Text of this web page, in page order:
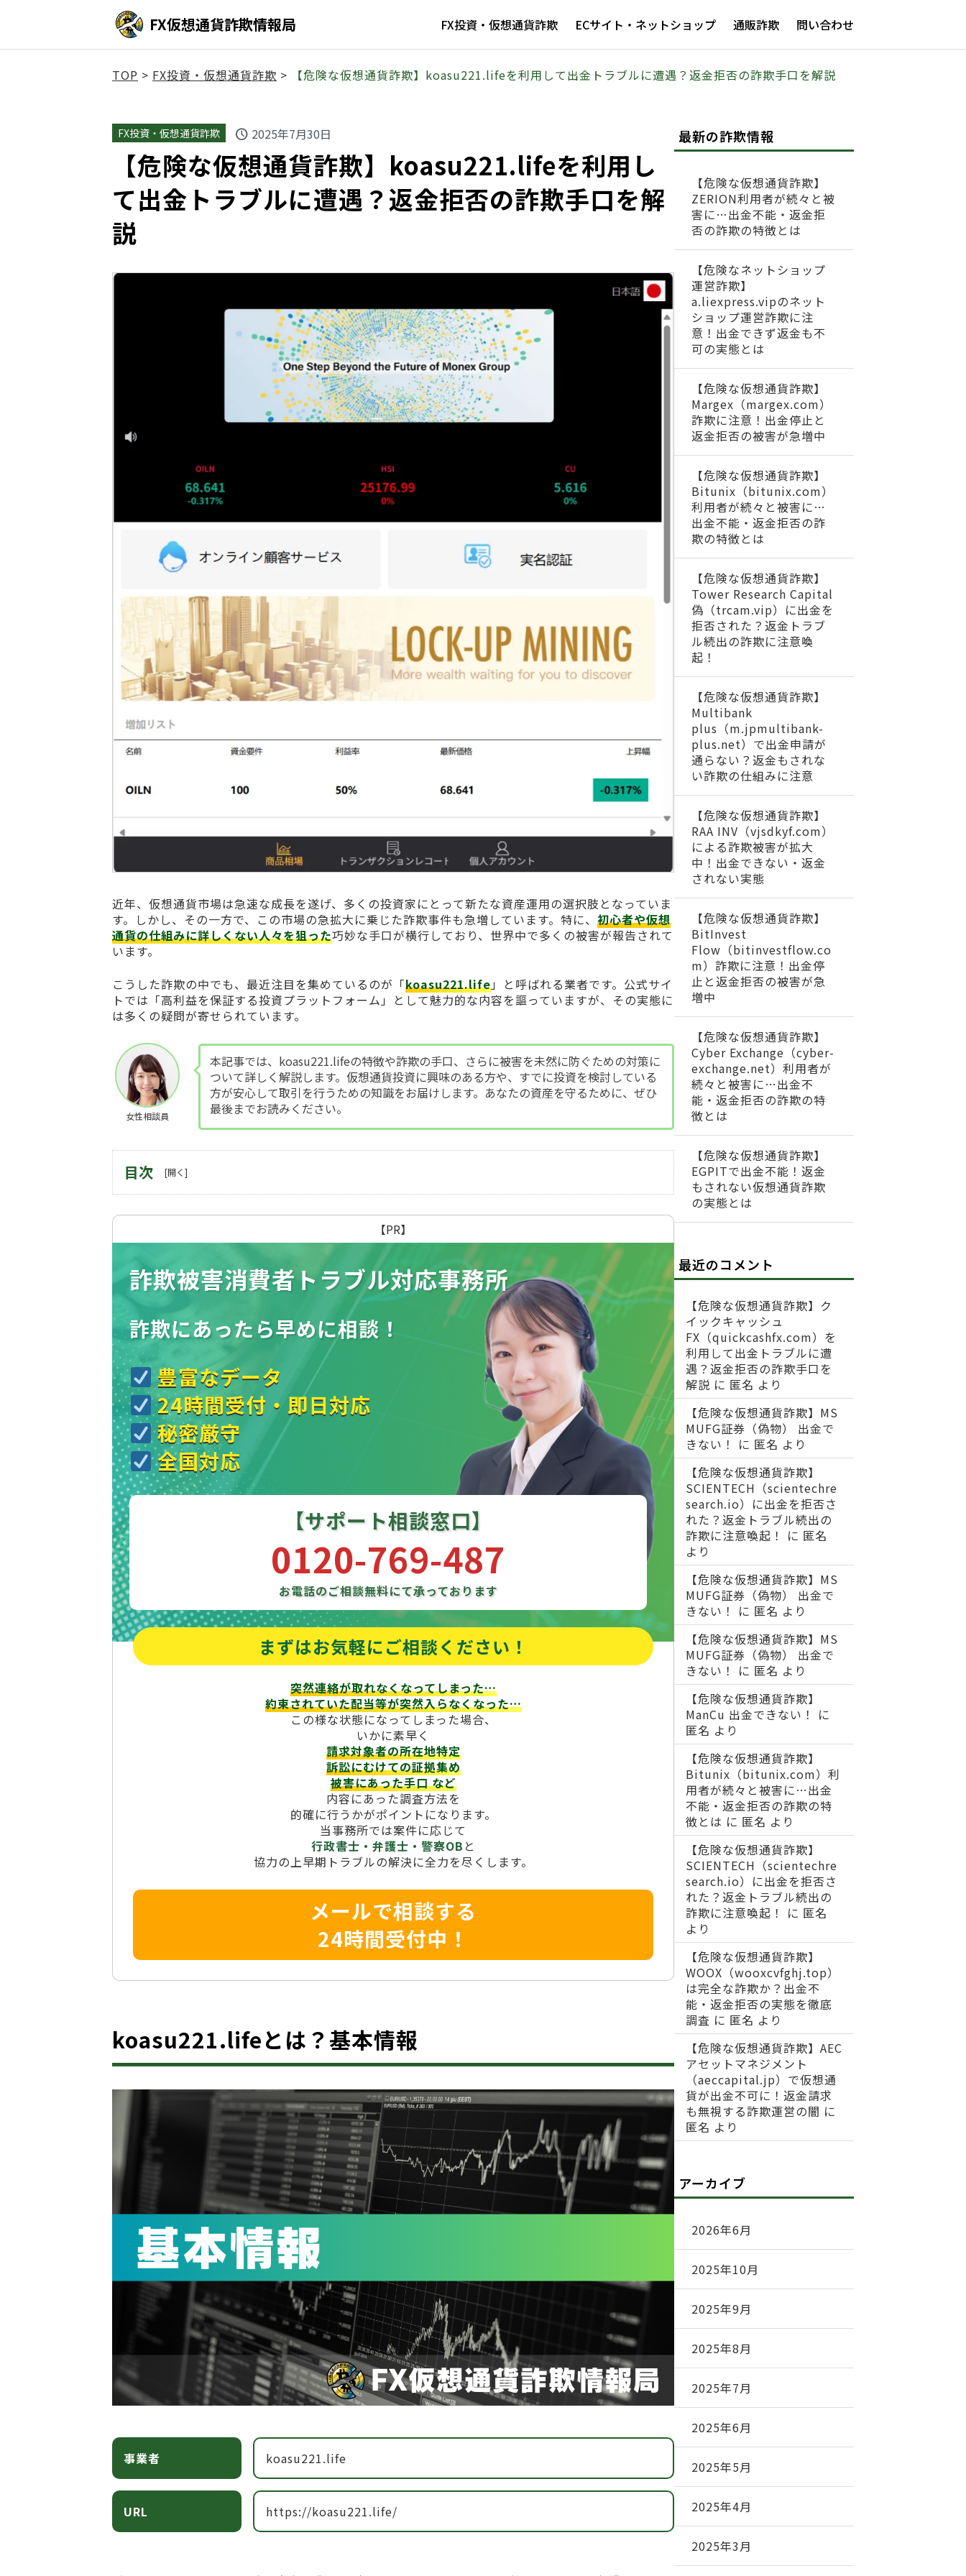
FX仮想通貨詐欺情報局 FX投資・仮想通貨詐欺 ECサイト・ネットショップ 通販詐欺 問い合わせ
TOP > FX投資・仮想通貨詐欺 > 【危険な仮想通貨詐欺】koasu221.lifeを利用して出金トラブルに遭遇？返金拒否の詐欺手口を解説
FX投資・仮想通貨詐欺 schedule 2025年7月30日
【危険な仮想通貨詐欺】koasu221.lifeを利用し
て出金トラブルに遭遇？返金拒否の詐欺手口を解
説
近年、仮想通貨市場は急速な成長を遂げ、多くの投資家にとって新たな資産運用の選択肢となっていま
す。しかし、その一方で、この市場の急拡大に乗じた詐欺事件も急増しています。特に、 初心者や仮想
通貨の仕組みに詳しくない人々を狙った巧妙な手口が横行しており、世界中で多くの被害が報告されて
います。
こうした詐欺の中でも、最近注目を集めているのが「koasu221.life」と呼ばれる業者です。公式サイ
トでは「高利益を保証する投資プラットフォーム」として魅力的な内容を謳っていますが、その実態に
は多くの疑問が寄せられています。
女性相談員
本記事では、koasu221.lifeの特徴や詐欺の手口、さらに被害を未然に防ぐための対策に
ついて詳しく解説します。仮想通貨投資に興味のある方や、すでに投資を検討している
方が安心して取引を行うための知識をお届けします。あなたの資産を守るために、ぜひ
最後までお読みください。
目次
【PR】
詐欺被害消費者トラブル対応事務所
詐欺にあったら早めに相談！
豊富なデータ
24時間受付・即日対応
秘密厳守
全国対応
【サポート相談窓口】
0120-769-487
お電話のご相談無料にて承っております
まずはお気軽にご相談ください！
突然連絡が取れなくなってしまった…
約束されていた配当等が突然入らなくなった…
この様な状態になってしまった場合、
いかに素早く
請求対象者の所在地特定
訴訟にむけての証拠集め
被害にあった手口など
内容にあった調査方法を
的確に行うかがポイントになります。
当事務所では案件に応じて
行政書士・弁護士・警察OB と
協力の上早期トラブルの解決に全力を尽くします。
メールで相談する
24時間受付中！
koasu221.lifeとは？基本情報
事業者 koasu221.life
URL https://koasu221.life/
最新の詐欺情報
【危険な仮想通貨詐欺】
ZERION利用者が続々と被
害に…出金不能・返金拒
否の詐欺の特徴とは
【危険なネットショップ
運営詐欺】
a.liexpress.vipのネット
ショップ運営詐欺に注
意！出金できず返金も不
可の実態とは
【危険な仮想通貨詐欺】
Margex（margex.com）
詐欺に注意！出金停止と
返金拒否の被害が急増中
【危険な仮想通貨詐欺】
Bitunix（bitunix.com）
利用者が続々と被害に…
出金不能・返金拒否の詐
欺の特徴とは
【危険な仮想通貨詐欺】
Tower Research Capital
偽（trcam.vip）に出金を
拒否された？返金トラブ
ル続出の詐欺に注意喚
起！
【危険な仮想通貨詐欺】
Multibank
plus（m.jpmultibank-
plus.net）で出金申請が
通らない？返金もされな
い詐欺の仕組みに注意
【危険な仮想通貨詐欺】
RAA INV（vjsdkyf.com）
による詐欺被害が拡大
中！出金できない・返金
されない実態
【危険な仮想通貨詐欺】
BitInvest
Flow（bitinvestflow.co
m）詐欺に注意！出金停
止と返金拒否の被害が急
増中
【危険な仮想通貨詐欺】
Cyber Exchange（cyber-
exchange.net）利用者が
続々と被害に…出金不
能・返金拒否の詐欺の特
徴とは
【危険な仮想通貨詐欺】
EGPITで出金不能！返金
もされない仮想通貨詐欺
の実態とは
最近のコメント
【危険な仮想通貨詐欺】ク
イックキャッシュ
FX（quickcashfx.com）を
利用して出金トラブルに遭
遇？返金拒否の詐欺手口を
解説 に 匿名 より
【危険な仮想通貨詐欺】MS
MUFG証券（偽物） 出金で
きない！
に 匿名 より
【危険な仮想通貨詐欺】
SCIENTECH（scientechre
search.io）に出金を拒否さ
れた？返金トラブル続出の
詐欺に注意喚起！
に 匿名
より
【危険な仮想通貨詐欺】MS
MUFG証券（偽物） 出金で
きない！
に 匿名 より
【危険な仮想通貨詐欺】MS
MUFG証券（偽物） 出金で
きない！
に 匿名 より
【危険な仮想通貨詐欺】
ManCu 出金できない！
に
匿名 より
【危険な仮想通貨詐欺】
Bitunix（bitunix.com）利
用者が続々と被害に…出金
不能・返金拒否の詐欺の特
徴とは に 匿名 より
【危険な仮想通貨詐欺】
SCIENTECH（scientechre
search.io）に出金を拒否さ
れた？返金トラブル続出の
詐欺に注意喚起！
に 匿名
より
【危険な仮想通貨詐欺】
WOOX（wooxcvfghj.top）
は完全な詐欺か？出金不
能・返金拒否の実態を徹底
調査 に 匿名 より
【危険な仮想通貨詐欺】AEC
アセットマネジメント
（aeccapital.jp）で仮想通
貨が出金不可に！返金請求
も無視する詐欺運営の闇 に
匿名 より
アーカイブ
2026年6月
2025年10月
2025年9月
2025年8月
2025年7月
2025年6月
2025年5月
2025年4月
2025年3月